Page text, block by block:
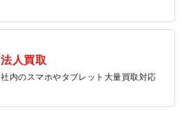
法人買取
社内のスマホやタブレット大量買取対応